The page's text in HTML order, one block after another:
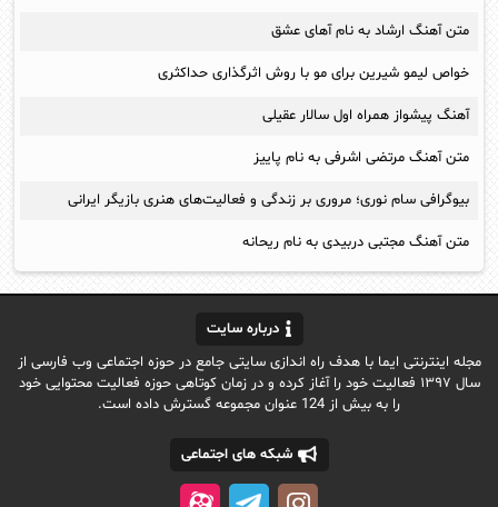
متن آهنگ ارشاد به نام آهای عشق
خواص لیمو شیرین برای مو با روش اثرگذاری حداکثری
آهنگ پیشواز همراه اول سالار عقیلی
متن آهنگ مرتضی اشرفی به نام پاییز
بیوگرافی سام نوری؛ مروری بر زندگی و فعالیت‌های هنری بازیگر ایرانی
متن آهنگ مجتبی دربیدی به نام ریحانه
درباره سایت
مجله اینترنتی ایما با هدف راه اندازی سایتی جامع در حوزه اجتماعی وب فارسی از
سال ۱۳۹۷ فعالیت خود را آغاز کرده و در زمان کوتاهی حوزه فعالیت محتوایی خود
را به بیش از 124 عنوان مجموعه گسترش داده است.
شبکه های اجتماعی